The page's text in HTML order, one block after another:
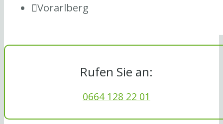
Vorarlberg
Rufen Sie an:
0664 128 22 01